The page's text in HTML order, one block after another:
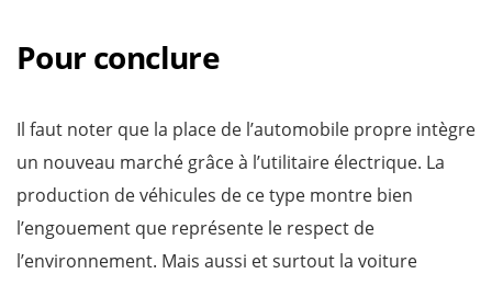
Pour conclure
Il faut noter que la place de l’automobile propre intègre
un nouveau marché grâce à l’utilitaire électrique. La
production de véhicules de ce type montre bien
l’engouement que représente le respect de
l’environnement. Mais aussi et surtout la voiture